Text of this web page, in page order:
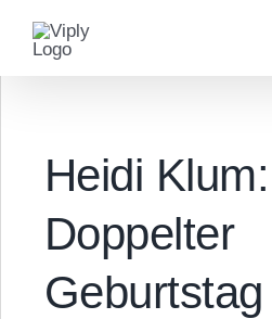
Inhalt
springen
Heidi Klum:
Doppelter